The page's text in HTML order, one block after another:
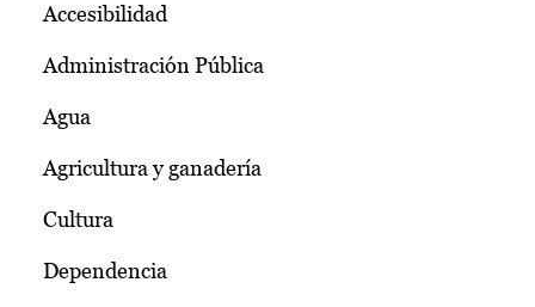
Accesibilidad
Administración Pública
Agua
Agricultura y ganadería
Cultura
Dependencia